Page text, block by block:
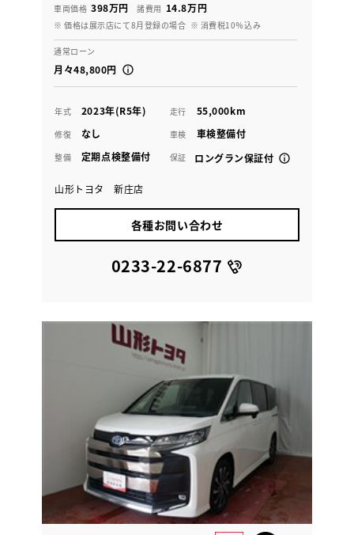
車両価格 398万円 諸費用 14.8万円
※ 価格は展示店にて8月登録の場合 ※ 消費税10％込み
通常ローン
月々48,800円
年式 2023年(R5年) 走行 55,000km
修復 なし 車検 車検整備付
整備 定期点検整備付 保証 ロングラン保証付
山形トヨタ 新庄店
各種お問い合わせ
0233-22-6877